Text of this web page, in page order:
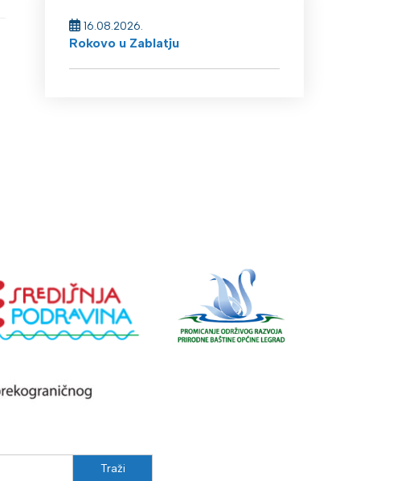
16.08.2026.
Rokovo u Zablatju